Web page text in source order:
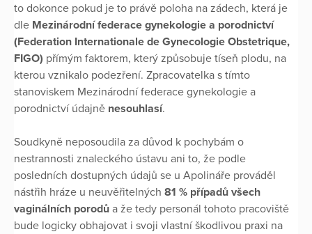
to dokonce pokud je to právě poloha na zádech, která je
dle Mezinárodní federace gynekologie a porodnictví
(Federation Internationale de Gynecologie Obstetrique,
FIGO) přímým faktorem, který způsobuje tíseň plodu, na
kterou vznikalo podezření. Zpracovatelka s tímto
stanoviskem Mezinárodní federace gynekologie a
porodnictví údajně nesouhlasí.
Soudkyně neposoudila za důvod k pochybám o
nestrannosti znaleckého ústavu ani to, že podle
posledních dostupných údajů se u Apolináře prováděl
nástřih hráze u neuvěřitelných 81 % případů všech
vaginálních porodů a že tedy personál tohoto pracoviště
bude logicky obhajovat i svoji vlastní škodlivou praxi na